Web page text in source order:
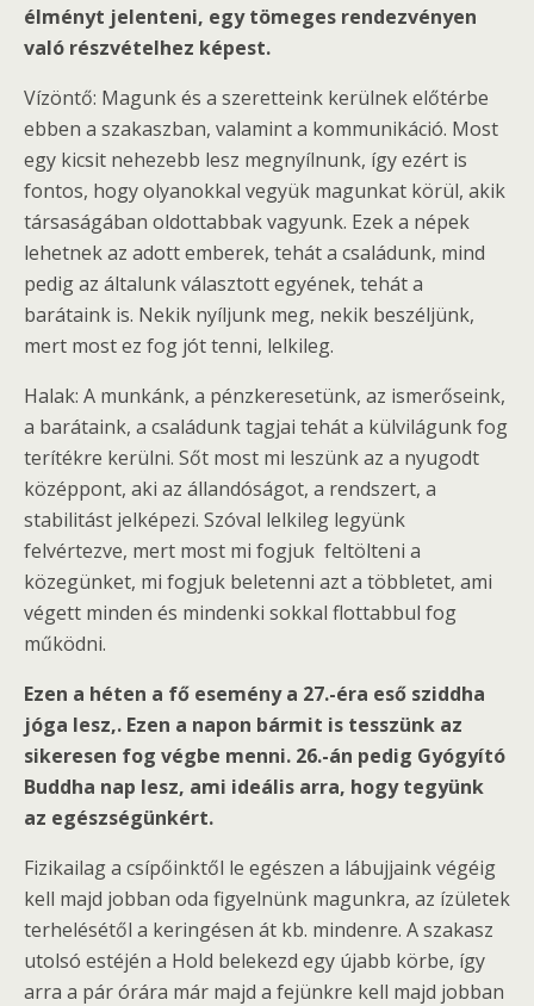
élményt jelenteni, egy tömeges rendezvényen
való részvételhez képest.
Vízöntő: Magunk és a szeretteink kerülnek előtérbe
ebben a szakaszban, valamint a kommunikáció. Most
egy kicsit nehezebb lesz megnyílnunk, így ezért is
fontos, hogy olyanokkal vegyük magunkat körül, akik
társaságában oldottabbak vagyunk. Ezek a népek
lehetnek az adott emberek, tehát a családunk, mind
pedig az általunk választott egyének, tehát a
barátaink is. Nekik nyíljunk meg, nekik beszéljünk,
mert most ez fog jót tenni, lelkileg.
Halak: A munkánk, a pénzkeresetünk, az ismerőseink,
a barátaink, a családunk tagjai tehát a külvilágunk fog
terítékre kerülni. Sőt most mi leszünk az a nyugodt
középpont, aki az állandóságot, a rendszert, a
stabilitást jelképezi. Szóval lelkileg legyünk
felvértezve, mert most mi fogjuk feltölteni a
közegünket, mi fogjuk beletenni azt a többletet, ami
végett minden és mindenki sokkal flottabbul fog
működni.
Ezen a héten a fő esemény a 27.-éra eső sziddha
jóga lesz,. Ezen a napon bármit is tesszünk az
sikeresen fog végbe menni. 26.-án pedig Gyógyító
Buddha nap lesz, ami ideális arra, hogy tegyünk
az egészségünkért.
Fizikailag a csípőinktől le egészen a lábujjaink végéig
kell majd jobban oda figyelnünk magunkra, az ízületek
terhelésétől a keringésen át kb. mindenre. A szakasz
utolsó estéjén a Hold belekezd egy újabb körbe, így
arra a pár órára már majd a fejünkre kell majd jobban